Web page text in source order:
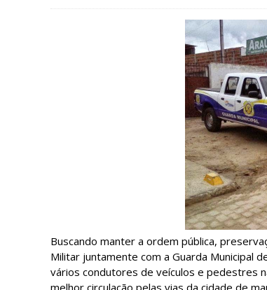
Buscando manter a ordem pública,
Militar juntamente com a Guarda Municipal
vários condutores de veículos e pedestres
melhor circulação pelas vias da cidade de